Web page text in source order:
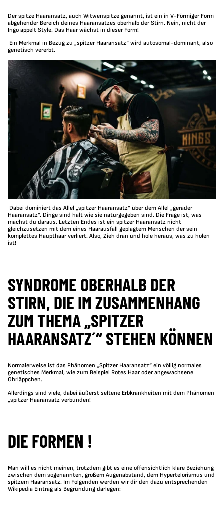
Der spitze Haaransatz, auch Witwenspitze genannt, ist ein in V-Förmiger Form
abgehender Bereich deines Haaransatzes oberhalb der Stirn. Nein, nicht der
Ingo appelt Style. Das Haar wächst in dieser Form!
Ein Merkmal in Bezug zu „spitzer Haaransatz“ wird autosomal-dominant, also
genetisch vererbt.
Dabei dominiert das Allel „spitzer Haaransatz“ über dem Allel „gerader
Haaransatz“. Dinge sind halt wie sie naturgegeben sind. Die Frage ist, was
machst du daraus. Letzten Endes ist ein spitzer Haaransatz nicht
gleichzusetzen mit dem eines Haarausfall geplagtem Menschen der sein
komplettes Haupthaar verliert. Also, Zieh dran und hole heraus, was zu holen
ist!
SYNDROME OBERHALB DER
STIRN, DIE IM ZUSAMMENHANG
ZUM THEMA „SPITZER
HAARANSATZ´“ STEHEN KÖNNEN
Normalerweise ist das Phänomen „Spitzer Haaransatz“ ein völlig normales
genetisches Merkmal, wie zum Beispiel Rotes Haar oder angewachsene
Ohrläppchen.
Allerdings sind viele, dabei äußerst seltene Erbkrankheiten mit dem Phänomen
„spitzer Haaransatz verbunden!
DIE FORMEN !
Man will es nicht meinen, trotzdem gibt es eine offensichtlich klare Beziehung
zwischen dem sogenannten, großem Augenabstand, dem Hypertelorismus und
spitzem Haaransatz. Im Folgenden werden wir dir den dazu entsprechenden
Wikipedia Eintrag als Begründung darlegen: